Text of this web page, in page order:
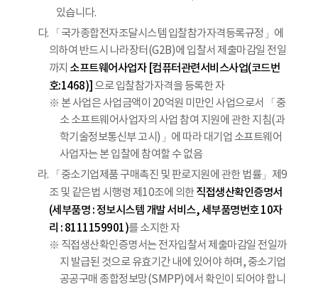
있습니다.
다. 「국가종합전자조달시스템 입찰참가자격등록규정」에
의하여 반드시 나라장터(G2B)에 입찰서 제출마감일 전일
까지 소프트웨어사업자 [컴퓨터관련서비스사업(코드번
호:1468)] 으로 입찰참가자격을 등록한 자
※ 본 사업은 사업금액이 20억원 미만인 사업으로서 「중
소 소프트웨어사업자의 사업 참여 지원에 관한 지침(과
학기술정보통신부 고시)」에 따라 대기업 소프트웨어
사업자는 본 입찰에 참여할 수 없음
라. 「중소기업제품 구매촉진 및 판로지원에 관한 법률」제9
조 및 같은법 시행령 제10조에 의한직접생산확인증명서
(세부품명 : 정보시스템 개발 서비스, 세부품명번호 10자
리 : 8111159901)를 소지한 자
※ 직접생산확인증명서는 전자입찰서 제출마감일 전일까
지 발급된 것으로 유효기간 내에 있어야 하며, 중소기업
공공구매 종합정보망(SMPP)에서 확인이 되어야 합니